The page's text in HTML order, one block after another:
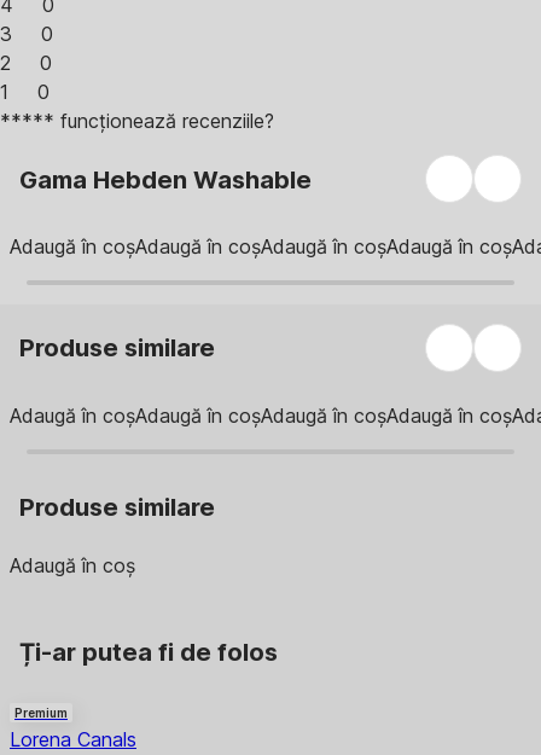
4
0
3
0
2
0
1
0
***** funcționează recenziile?
Gama Hebden Washable
Adaugă în coșAdaugă în coșAdaugă în coșAdaugă în coș
Produse similare
Adaugă în coșAdaugă în coșAdaugă în coșAdaugă în coș
Produse similare
Adaugă în coș
Ți-ar putea fi de folos
Premium
Lorena Canals